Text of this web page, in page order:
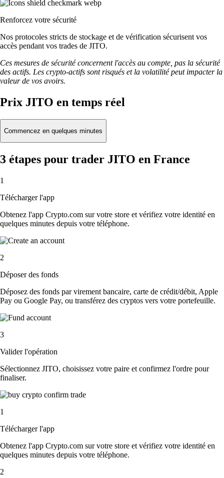
Renforcez votre sécurité
Nos protocoles stricts de stockage et de vérification sécurisent vos
accès pendant vos trades de JITO.
Ces mesures de sécurité concernent l'accès au compte, pas la sécurité
des actifs. Les crypto-actifs sont risqués et la volatilité peut impacter la
valeur de vos avoirs.
Prix JITO en temps réel
Commencez en quelques minutes
3 étapes pour trader JITO en France
1
Télécharger l'app
Obtenez l'app Crypto.com sur votre store et vérifiez votre identité en
quelques minutes depuis votre téléphone.
2
Déposer des fonds
Déposez des fonds par virement bancaire, carte de crédit/débit, Apple
Pay ou Google Pay, ou transférez des cryptos vers votre portefeuille.
3
Valider l'opération
Sélectionnez JITO, choisissez votre paire et confirmez l'ordre pour
finaliser.
1
Télécharger l'app
Obtenez l'app Crypto.com sur votre store et vérifiez votre identité en
quelques minutes depuis votre téléphone.
2